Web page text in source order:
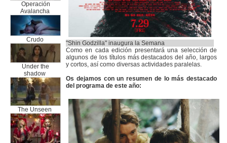
Operación
Avalancha
Crudo
Under the
shadow
The Unseen
"Shin Godzilla" inaugura la Semana
Como en cada edición presentará una selección de
algunos de los títulos más destacados del año, largos
y cortos, así como diversas actividades paralelas.
Os dejamos con un resumen de lo más destacado
del programa de este año: